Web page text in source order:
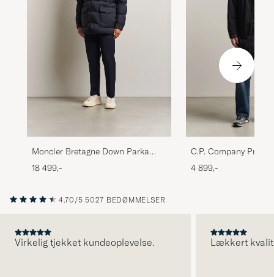
Moncler Bretagne Down Parka
Navy
18 499,-
C.P. Company Pro-
Padded Parka Black
4 899,-
4.70/5 5027 BEDØMMELSER
Virkelig tjekket kundeoplevelse. Lækkert